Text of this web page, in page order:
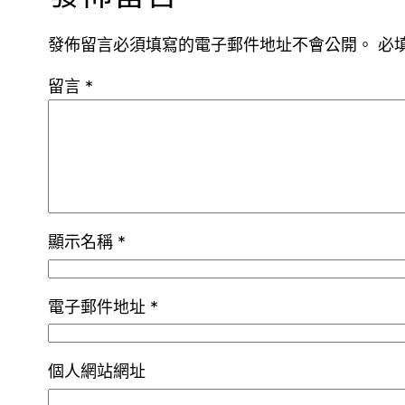
發佈留言必須填寫的電子郵件地址不會公開。 必
留言 *
顯示名稱 *
電子郵件地址 *
個人網站網址